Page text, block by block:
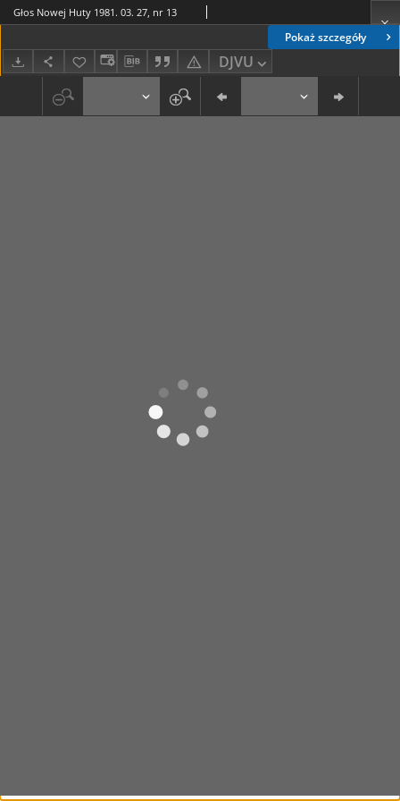
Pokaż szczegóły
DJVU
Głos Nowej Huty 1981. 03. 27, nr 13